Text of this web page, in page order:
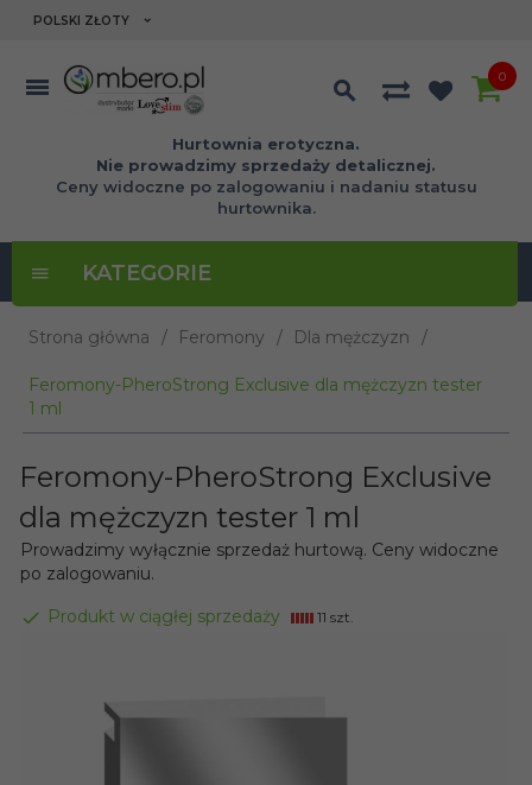
currency_h
POLSKI ZŁOTY
Hurtownia erotyczna.
Nie prowadzimy sprzedaży detalicznej.
Ceny widoczne po zalogowaniu i nadaniu statusu
hurtownika.
0
KATEGORIE
Strona główna Feromony Dla mężczyzn
Feromony-PheroStrong Exclusive dla mężczyzn tester
1 ml
Feromony-PheroStrong Exclusive
dla mężczyzn tester 1 ml
Prowadzimy wyłącznie sprzedaż hurtową. Ceny widoczne
po zalogowaniu.
Produkt w ciągłej sprzedaży 11 szt.